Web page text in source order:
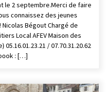
le 2 septembre.Merci de faire
connaissez des jeunes
Bégout Chargé de
Local AFEV Maison des
/ 07.70.31.20.62
: […]